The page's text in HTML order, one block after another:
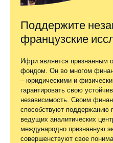
Поддержите
французские
Ифри является признанным
фондом. Он во многом
– юридическими и
гарантировать свою
независимость. Своим
способствуют поддержанию
ведущих аналитических
международно признанную
совершенствуют свое